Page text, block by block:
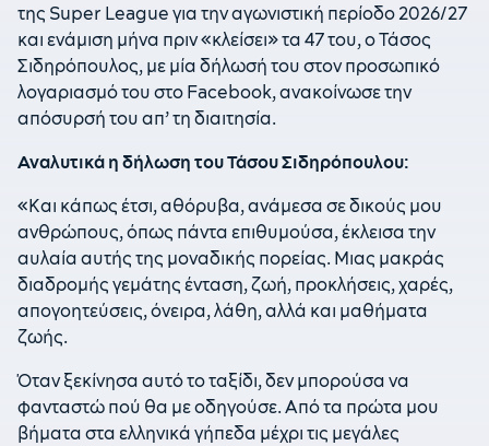
της Super League για την αγωνιστική περίοδο 2026/27
και ενάμιση μήνα πριν «κλείσει» τα 47 του, ο Τάσος
Σιδηρόπουλος, με μία δήλωσή του στον προσωπικό
λογαριασμό του στο Facebook, ανακοίνωσε την
απόσυρσή του απ’ τη διαιτησία.
Αναλυτικά η δήλωση του Τάσου Σιδηρόπουλου:
«Και κάπως έτσι, αθόρυβα, ανάμεσα σε δικούς μου
ανθρώπους, όπως πάντα επιθυμούσα, έκλεισα την
αυλαία αυτής της μοναδικής πορείας. Μιας μακράς
διαδρομής γεμάτης ένταση, ζωή, προκλήσεις, χαρές,
απογοητεύσεις, όνειρα, λάθη, αλλά και μαθήματα
ζωής.
Όταν ξεκίνησα αυτό το ταξίδι, δεν μπορούσα να
φανταστώ πού θα με οδηγούσε. Από τα πρώτα μου
βήματα στα ελληνικά γήπεδα μέχρι τις μεγάλες